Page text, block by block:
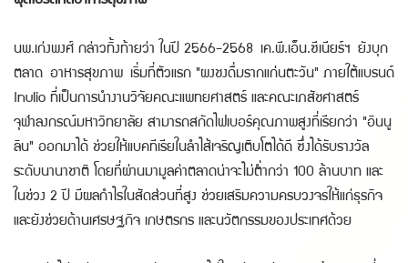
นพ.เก่งพงศ์ กล่าวทิ้งท้ายว่า ในปี 2566-2568 เค.พี.เอ็น.ซีเนียร์ฯ ยังบุก
ตลาด อาหารสุขภาพ เริ่มที่ตัวแรก "ผงชงดื่มรากแก่นตะวัน" ภายใต้แบรนด์
Inulio ที่เป็นการนำงานวิจัยคณะแพทยศาสตร์ และคณะเภสัชศาสตร์
จุฬาลงกรณ์มหาวิทยาลัย สามารถสกัดไฟเบอร์คุณภาพสูงที่เรียกว่า "อินนู
ลิน" ออกมาได้ ช่วยให้แบคทีเรียในลำไส้เจริญเติบโตได้ดี ซึ่งได้รับรางวัล
ระดับนานาชาติ โดยที่ผ่านมามูลค่าตลาดน่าจะไม่ต่ำกว่า 100 ล้านบาท และ
ในช่วง 2 ปี มีผลกำไรในสัดส่วนที่สูง ช่วยเสริมความครบวงจรให้แก่ธุรกิจ
และยังช่วยด้านเศรษฐกิจ เกษตรกร และนวัตกรรมของประเทศด้วย